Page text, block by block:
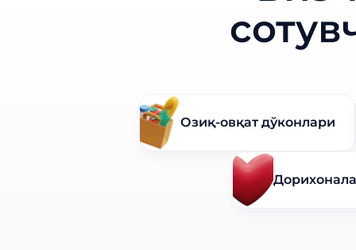
Озиқ-овқат дўконлари